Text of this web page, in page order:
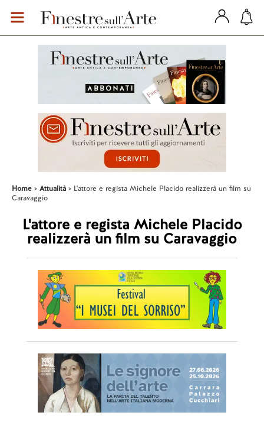
Home Attualità
L'attore e regista Michele Placido realizzerà un film su
Caravaggio
L'attore e regista Michele Placido
realizzerà un film su Caravaggio